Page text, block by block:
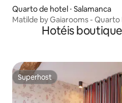
Quarto de hotel ⋅ Salamanca
Matilde by Gaiarooms - Quarto
Hotéis
Superhost
Superhost